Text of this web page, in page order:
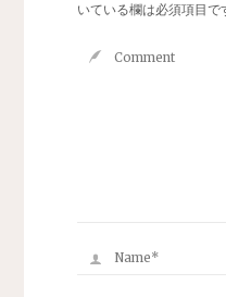
いている欄は必須項目で